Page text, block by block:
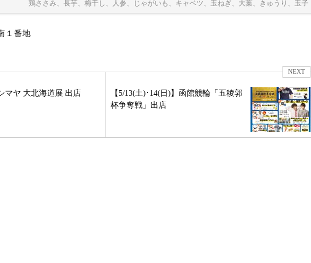
鶏ささみ、長芋、梅干し、人参、じゃがいも、キャベツ、玉ねぎ、大葉、きゅうり、玉子
１番地
マヤ 大北海道展 出店
NEXT
【5/13(土)･14(日)】函館競輪「五稜郭
杯争奪戦」出店